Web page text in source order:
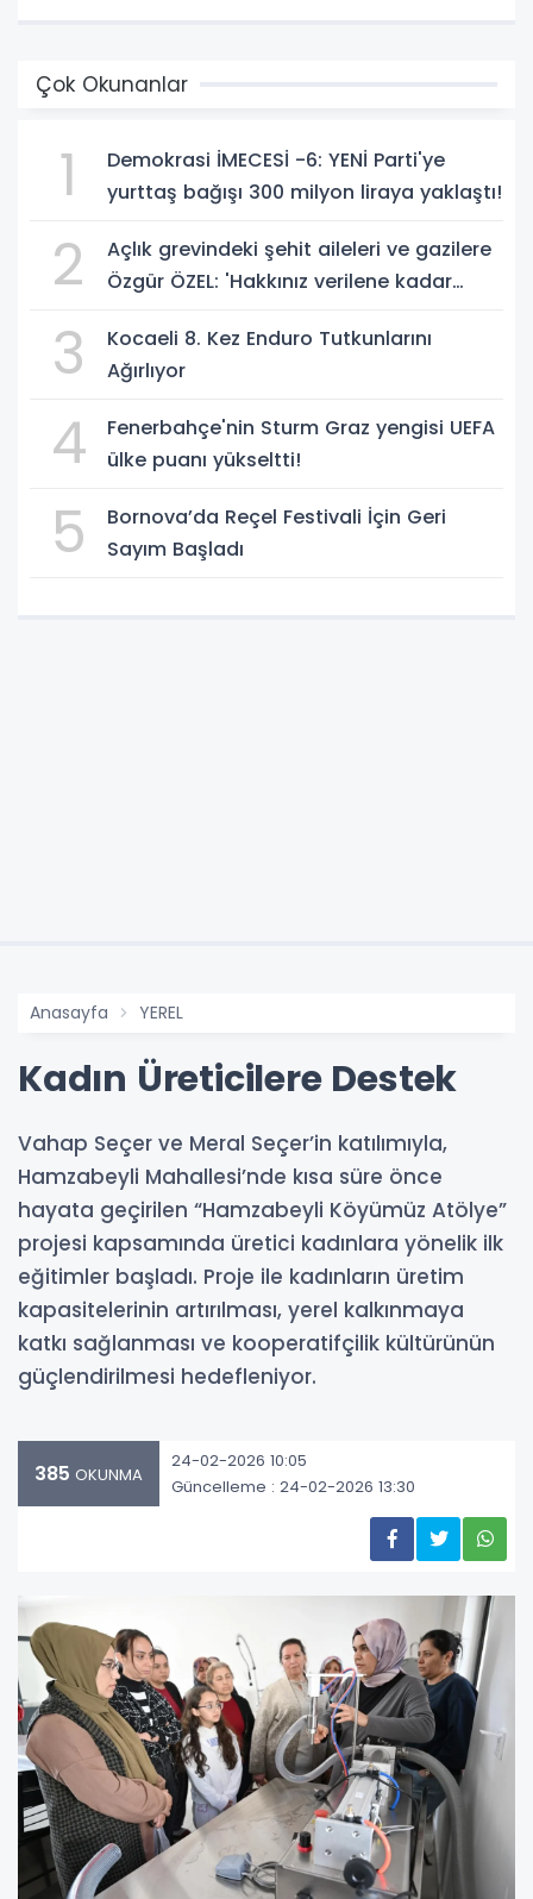
Çok Okunanlar
1
Demokrasi İMECESİ -6: YENİ Parti'ye
yurttaş bağışı 300 milyon liraya yaklaştı!
2
Açlık grevindeki şehit aileleri ve gazilere
Özgür ÖZEL: 'Hakkınız verilene kadar
3
Kocaeli 8. Kez Enduro Tutkunlarını
Ağırlıyor
4
Fenerbahçe'nin Sturm Graz yengisi UEFA
ülke puanı yükseltti!
5
Bornova’da Reçel Festivali İçin Geri
Sayım Başladı
Anasayfa YEREL
Kadın Üreticilere Destek
Vahap Seçer ve Meral Seçer’in katılımıyla,
Hamzabeyli Mahallesi’nde kısa süre önce
hayata geçirilen “Hamzabeyli Köyümüz Atölye”
projesi kapsamında üretici kadınlara yönelik ilk
eğitimler başladı. Proje ile kadınların üretim
kapasitelerinin artırılması, yerel kalkınmaya
katkı sağlanması ve kooperatifçilik kültürünün
güçlendirilmesi hedefleniyor.
385 OKUNMA
24-02-2026 10:05
Güncelleme : 24-02-2026 13:30